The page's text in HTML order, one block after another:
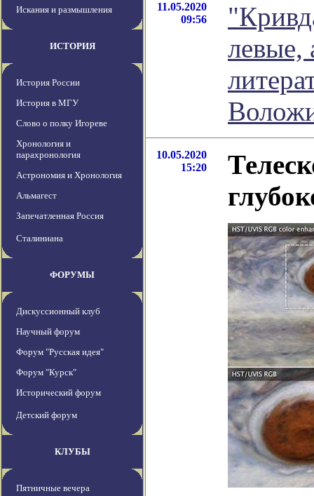
Искания и размышления
ИСТОРИЯ
История России
История в МГУ
Слово о полку Игореве
Хронология и
парахронология
Астрономия и Хронология
Альмагест
Запечатленная Россия
Сталиниана
ФОРУМЫ
Дискуссионный клуб
Научный форум
Форум "Русская идея"
Форум "Курск"
Исторический форум
Детский форум
КЛУБЫ
Пятничные вечера
11.05.2020
09:56
левые,
10.05.2020
15:20